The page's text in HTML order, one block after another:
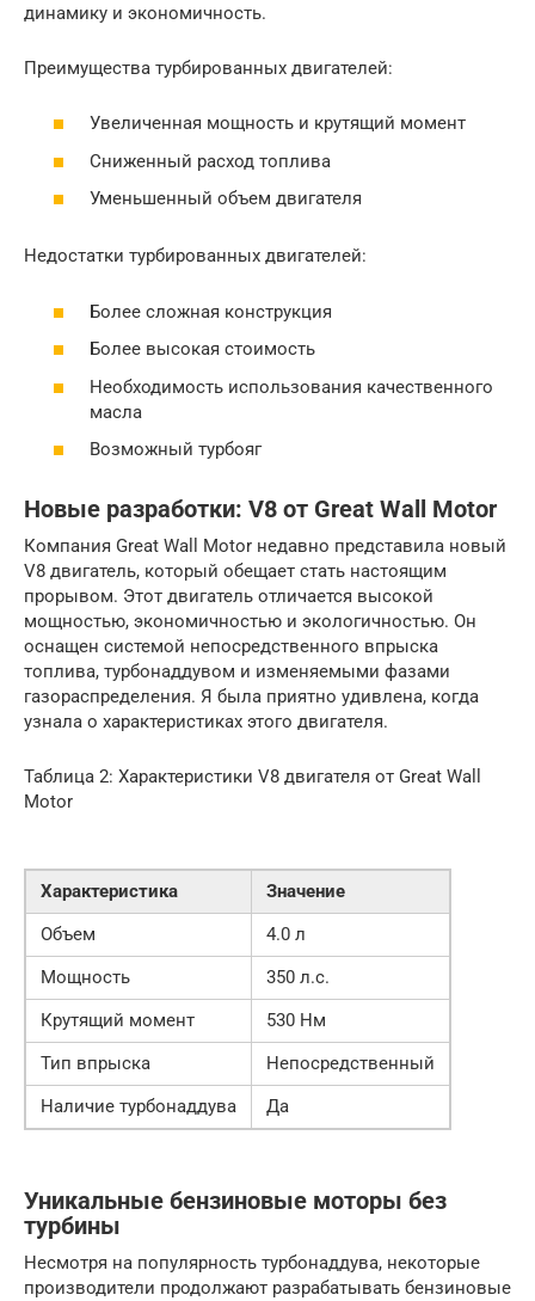
динамику и экономичность.
Преимущества турбированных двигателей:
Увеличенная мощность и крутящий момент
Сниженный расход топлива
Уменьшенный объем двигателя
Недостатки турбированных двигателей:
Более сложная конструкция
Более высокая стоимость
Необходимость использования качественного
масла
Возможный турбояг
Новые разработки: V8 от Great Wall Motor
Компания Great Wall Motor недавно представила новый
V8 двигатель, который обещает стать настоящим
прорывом. Этот двигатель отличается высокой
мощностью, экономичностью и экологичностью. Он
оснащен системой непосредственного впрыска
топлива, турбонаддувом и изменяемыми фазами
газораспределения. Я была приятно удивлена, когда
узнала о характеристиках этого двигателя.
Таблица 2: Характеристики V8 двигателя от Great Wall
Motor
Характеристика
Значение
Объем
4.0 л
Мощность
350 л.с.
Крутящий момент
530 Нм
Тип впрыска
Непосредственный
Наличие турбонаддува
Да
Уникальные бензиновые моторы без
турбины
Несмотря на популярность турбонаддува, некоторые
производители продолжают разрабатывать бензиновые